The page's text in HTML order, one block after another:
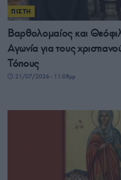
ΠΙΣΤΗ
Βαρθολομαίος και
Αγωνία για τους
Τόπους
21/07/2026 - 11:08μμ